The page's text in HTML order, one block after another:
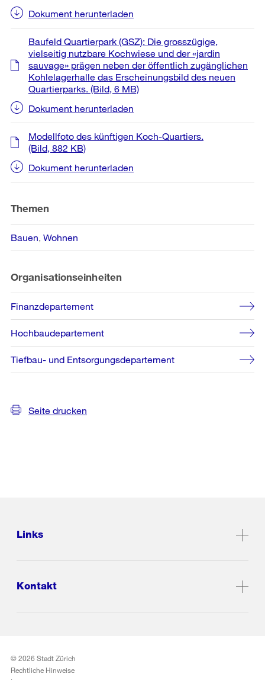
Dokument herunterladen
Baufeld Quartierpark (GSZ): Die grosszügige,
vielseitig nutzbare Kochwiese und der «jardin
sauvage» prägen neben der öffentlich zugänglichen
Kohlelagerhalle das Erscheinungsbild des neuen
Quartierparks. (Bild, 6 MB)
Dokument herunterladen
Modellfoto des künftigen Koch-Quartiers.
(Bild, 882 KB)
Dokument herunterladen
Themen
Bauen Wohnen
Organisationseinheiten
Finanzdepartement
Hochbaudepartement
Tiefbau- und Entsorgungsdepartement
Seite drucken
Links
Kontakt
© 2026 Stadt Zürich
Rechtliche Hinweise